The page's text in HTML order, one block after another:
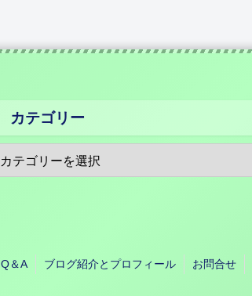
カテゴリー
Q＆A ブログ紹介とプロフィール お問合せ